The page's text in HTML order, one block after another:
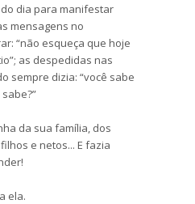
dia para manifestar
mensagens no
“não esqueça que hoje
as despedidas nas
sempre dizia: “você sabe
da sua família, dos
e netos... E fazia
ela.